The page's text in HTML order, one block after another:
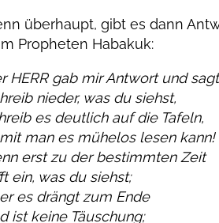
überhaupt, gibt es dann
Propheten Habakuk:
HERR gab mir Antwort und
nieder, was du siehst,
es deutlich auf die Tafeln,
man es mühelos lesen kann!
erst zu der bestimmten Zeit
ein, was du siehst;
es drängt zum Ende
ist keine Täuschung;